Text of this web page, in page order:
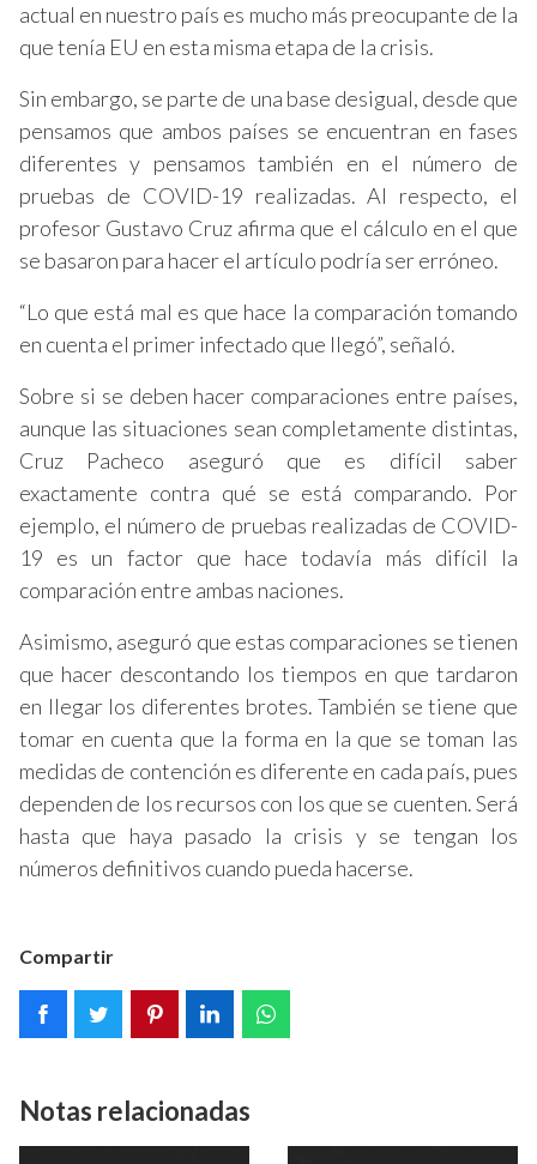
actual en nuestro país es mucho más preocupante de la
que tenía EU en esta misma etapa de la crisis.
Sin embargo, se parte de una base desigual, desde que
pensamos que ambos países se encuentran en fases
diferentes y pensamos también en el número de
pruebas de COVID-19 realizadas. Al respecto, el
profesor Gustavo Cruz afirma que el cálculo en el que
se basaron para hacer el artículo podría ser erróneo.
“Lo que está mal es que hace la comparación tomando
en cuenta el primer infectado que llegó”, señaló.
Sobre si se deben hacer comparaciones entre países,
aunque las situaciones sean completamente distintas,
Cruz Pacheco aseguró que es difícil saber
exactamente contra qué se está comparando. Por
ejemplo, el número de pruebas realizadas de COVID-
19 es un factor que hace todavía más difícil la
comparación entre ambas naciones.
Asimismo, aseguró que estas comparaciones se tienen
que hacer descontando los tiempos en que tardaron
en llegar los diferentes brotes. También se tiene que
tomar en cuenta que la forma en la que se toman las
medidas de contención es diferente en cada país, pues
dependen de los recursos con los que se cuenten. Será
hasta que haya pasado la crisis y se tengan los
números definitivos cuando pueda hacerse.
Compartir
Notas relacionadas